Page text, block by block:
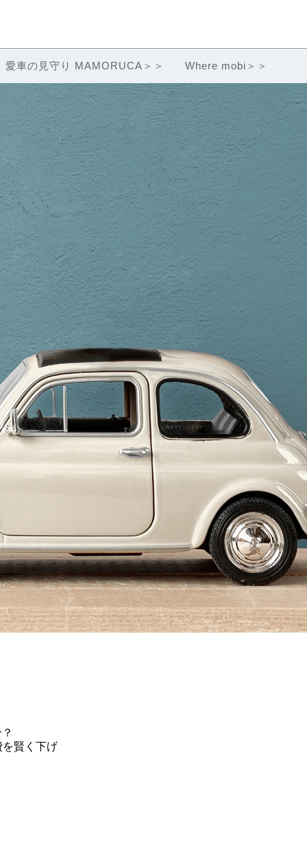
愛車の見守り MAMORUCA＞＞ Where mobi＞＞
賢く下げ